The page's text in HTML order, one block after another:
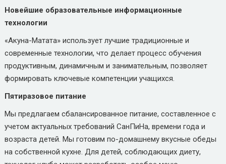
Новейшие образовательные информационные
технологии
«Акуна-Матата» использует лучшие традиционные и
современные технологии, что делает процесс обучения
продуктивным, динамичным и занимательным, позволяет
формировать ключевые компетенции учащихся.
Пятиразовое питание
Мы предлагаем сбалансированное питание, составленное с
учетом актуальных требований СанПиНа, времени года и
возраста детей. Мы готовим по-домашнему вкусные обеды
на собственной кухне. Для детей, соблюдающих диету,